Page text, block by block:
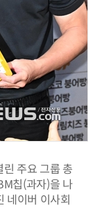
주요 그룹 총
칩(과자)을 나
네이버 이사회